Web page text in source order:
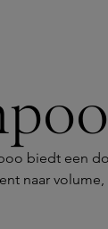
biedt een
naar